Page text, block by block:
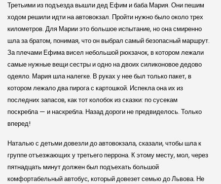
Третьими из подъезда вышли дед Ефим и баба Мария. Они пешим
ходом решили идти на автовокзал. Пройти нужно было около трех
километров. Для Марии это большое испытание, но она смиренно
шла за братом, понимая, что он выбрал самый безопасный маршрут.
За плечами Ефима висел небольшой рюкзачок, в котором лежали
самые нужные вещи сестры и одно на двоих силиконовое дедово
одеяло. Мария шла налегке. В руках у нее был только пакет, в
котором лежало два пирога с картошкой. Испекла она их из
последних запасов, как тот колобок из сказки: по сусекам
поскребла — и наскребла. Назад дороги не предвиделось. Только
вперед!
Наталью с детьми довезли до автовокзала, сказали, чтобы шла к
группе отъезжающих у третьего перрона. К этому месту, мол, через
пятнадцать минут должен был подъехать большой
комфортабельный автобус, который довезет семью до Львова. Не